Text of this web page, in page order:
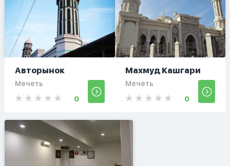
Авторынок
Мечеть
0
Махмуд Кашгари
Мечеть
0